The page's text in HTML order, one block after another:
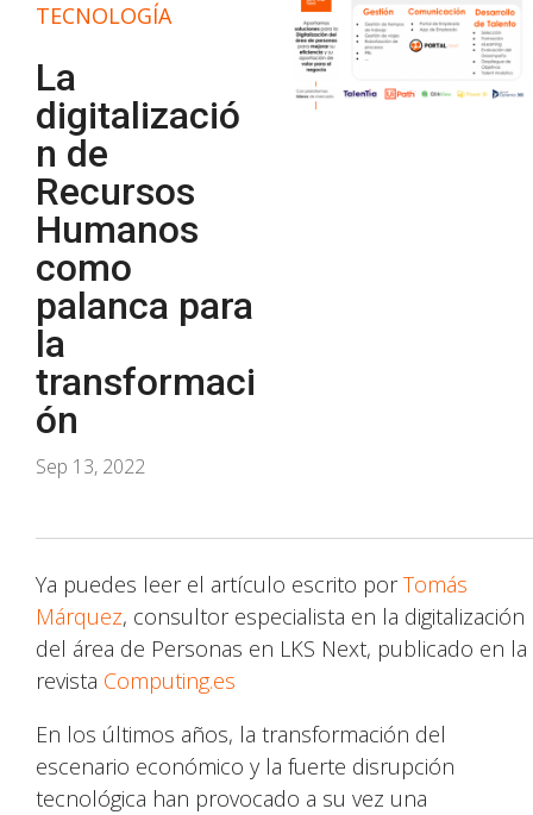
TECNOLOGÍA
La
digitalizació
n de
Recursos
Humanos
como
palanca para
la
transformaci
ón
Sep 13, 2022
Ya puedes leer el artículo escrito porTomás
Márquez, consultor especialista en la digitalización
del área de Personas en LKS Next, publicado en la
revista Computing.es
En los últimos años, la transformación del
escenario económico y la fuerte disrupción
tecnológica han provocado a su vez una